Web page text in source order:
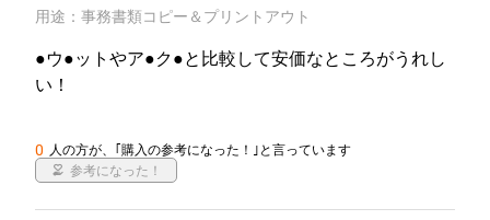
用途：事務書類コピー＆プリントアウト
●ウ●ットやア●ク●と比較して安価なところがうれし
い！
0 人の方が、｢購入の参考になった！｣と言っています
参考になった！